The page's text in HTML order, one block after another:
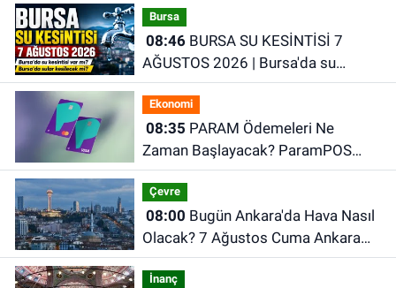
oldu?
Bursa
08:46BURSA SU KESİNTİSİ 7
AĞUSTOS 2026 | Bursa'da su
kesintisi var mı? Bursa'da sular
kesilecek mi?
Ekonomi
08:35
Zaman Başlayacak? ParamPOS
Hak Edişleri İçin Ödeme Açıklaması
Çevre
08:00
Olacak? 7 Ağustos Cuma Ankara
Hava Durumu
İnanç